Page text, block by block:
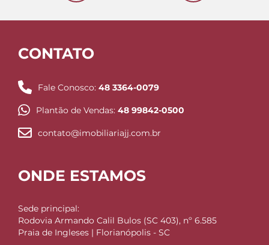
CONTATO
Fale Conosco: 48 3364-0079
Plantão de Vendas: 48 99842-0500
contato@imobiliariajj.com.br
ONDE ESTAMOS
Sede principal:
Rodovia Armando Calil Bulos (SC 403), nº 6.585
Praia de Ingleses | Florianópolis - SC